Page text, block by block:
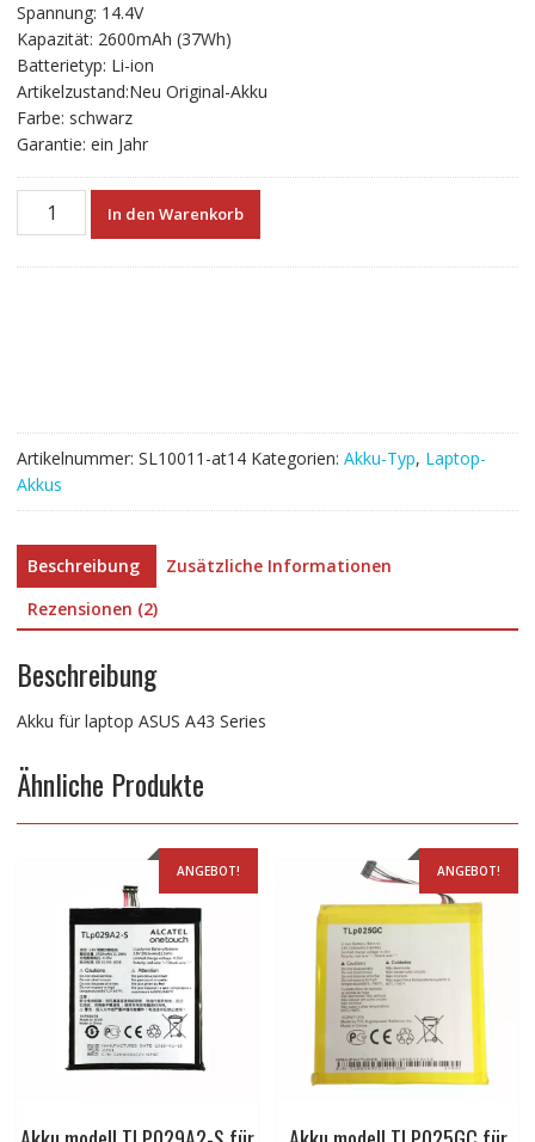
war:
€49.92
ist:
€27.73.
Spannung: 14.4V
Kapazität: 2600mAh (37Wh)
Batterietyp: Li-ion
Artikelzustand:Neu Original-Akku
Farbe: schwarz
Garantie: ein Jahr
Neuer
In den Warenkorb
Artikelnummer: SL10011-at14 Kategorien: Akku-Typ, Laptop-
Akkus
Beschreibung
Zusätzliche Informationen
Rezensionen (2)
Beschreibung
Akku für laptop ASUS A43 Series
Ähnliche Produkte
ANGEBOT! ANGEBOT!